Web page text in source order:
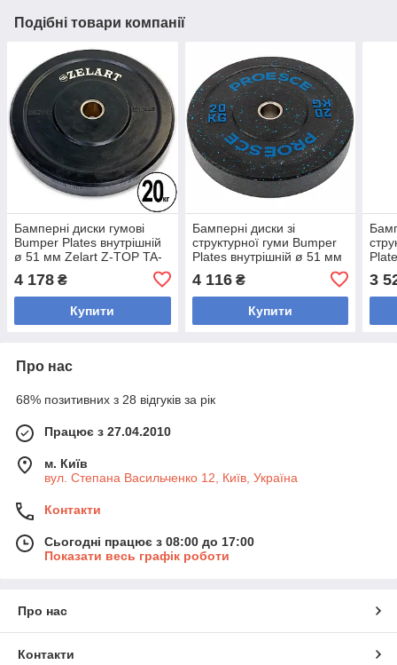
Подібні товари компанії
Бамперні диски гумові
Bumper Plates внутрішній
ø 51 мм Zelart Z-TOP TA-
4 178 ₴
Купити
Бамперні диски зі
структурної гуми Bumper
Plates внутрішній ø 51 мм
Record TA-4782-20 20 кг
(зовнішній ø-45 см,
чорний-синій)
4 116₴
Купити
3
Про нас
68% позитивних з 28 відгуків за рік
Працює з 27.04.2010
м. Київ
вул. Степана Васильченко 12, Київ, Україна
Контакти
Сьогодні працює з 08:00 до 17:00
Показати весь графік роботи
Про нас
Контакти